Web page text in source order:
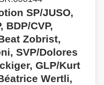
SP/JUSO,
BDP/CVP,
Zobrist,
SVP/Dolores
GLP/Kurt
Wertli,